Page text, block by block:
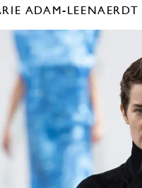
ADAM-LEENAERDT